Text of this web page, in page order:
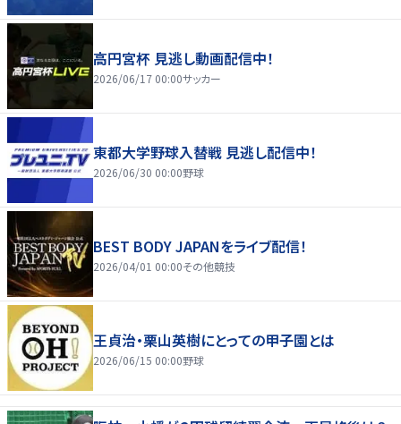
高円宮杯 見逃し動画配信中！
2026/06/17 00:00サッカー
東都大学野球入替戦 見逃し配信中！
2026/06/30 00:00野球
BEST BODY JAPANをライブ配信！
2026/04/01 00:00その他競技
王貞治・栗山英樹にとっての甲子園とは
2026/06/15 00:00野球